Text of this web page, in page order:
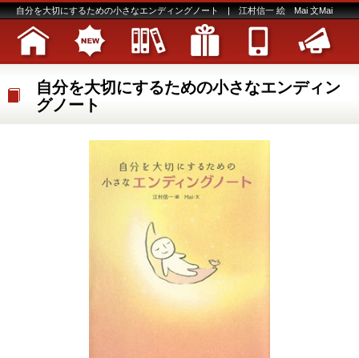
自分を大切にするための小さなエンディングノート | 江村信一 絵 Mai 文Mai
自分を大切にするための小さなエンディン
グノート